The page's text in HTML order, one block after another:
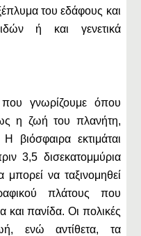
του εδάφους και
ή και γενετικά
γνωρίζουμε όπου
η ζωή του πλανήτη,
βιόσφαιρα εκτιμάται
3,5 δισεκατομμύρια
να ταξινομηθεί
πλάτους που
και πανίδα. Οι πολικές
ενώ αντίθετα, τα